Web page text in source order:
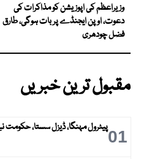
وزیراعظم کی اپوزیشن کو مذاکرات کی
دعوت، اوپن ایجنڈے پر بات ہوگی، طارق
فضل چودھری
مقبول ترین خبریں
01پیٹرول مہنگا، ڈیزل سستا، حکومت